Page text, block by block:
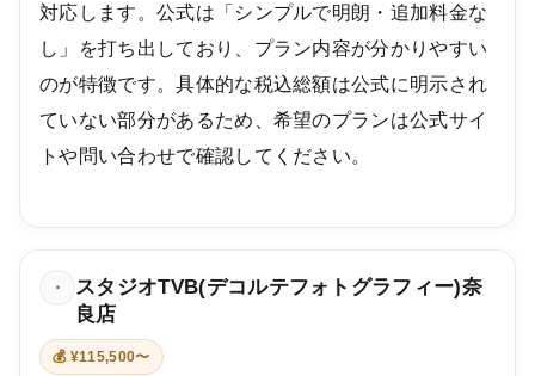
対応します。公式は「シンプルで明朗・追加料金な
し」を打ち出しており、プラン内容が分かりやすい
のが特徴です。具体的な税込総額は公式に明示され
ていない部分があるため、希望のプランは公式サイ
トや問い合わせで確認してください。
・
スタジオTVB(デコルテフォトグラフィー)奈
良店
💰 ¥115,500〜